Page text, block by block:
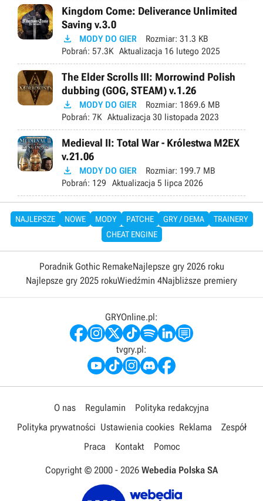
Kingdom Come: Deliverance Unlimited
Saving v.3.0
 MODY DO GIER Rozmiar: 31.3 KB
Pobrań: 57.3K Aktualizacja 16 lutego 2025
The Elder Scrolls III: Morrowind Polish
dubbing (GOG, STEAM) v.1.26
 MODY DO GIER Rozmiar: 1869.6 MB
Pobrań: 7K Aktualizacja 30 listopada 2023
Medieval II: Total War - Królestwa M2EX
v.21.06
 MODY DO GIER Rozmiar: 199.7 MB
Pobrań: 129 Aktualizacja 5 lipca 2026
NAJLEPSZE NOWE MODY PATCHE GRY / DEMA
TRAINERY
CHEAT ENGINE
Poradnik Gothic RemakeNajlepsze gry 2026 roku
Najlepsze gry 2025 rokuWiedźmin 4Najbliższe premiery
GRYOnline.pl:
tvgry.pl:
O nas Regulamin
Polityka redakcyjna
Polityka prywatności Ustawienia cookies Reklama
Zespół
Praca
Kontakt Pomoc
Copyright © 2000 - 2026 Webedia Polska SA